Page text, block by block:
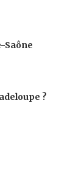
Saône
?